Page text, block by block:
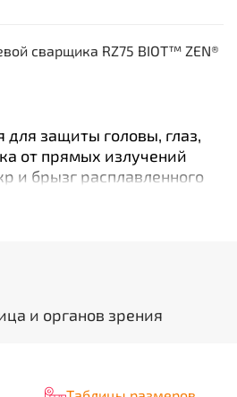
сварщика RZ75 BIOT™ ZEN®
защиты головы, глаз,
от прямых излучений
и брызг расплавленного
из материала
и брызгам
УФ- и ИК- излучению.
на шейный отдел
воздухообмен в
Исключает
и органов зрения